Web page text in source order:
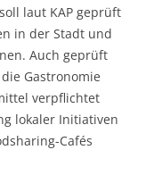
laut KAP geprüft
in der Stadt und
Auch geprüft
Gastronomie
verpflichtet
lokaler Initiativen
Cafés